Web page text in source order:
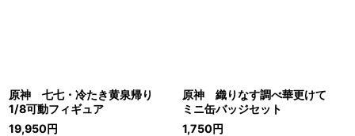
原神 七七・冷たき黄泉帰り
1/8可動フィギュア
19,950円
原神 織りなす調べ華更けて
ミニ缶バッジセット
1,750円